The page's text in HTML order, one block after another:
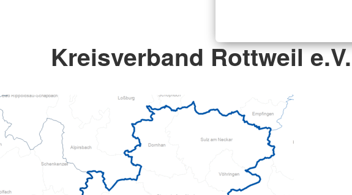
Kreisverband Rottweil e.V.